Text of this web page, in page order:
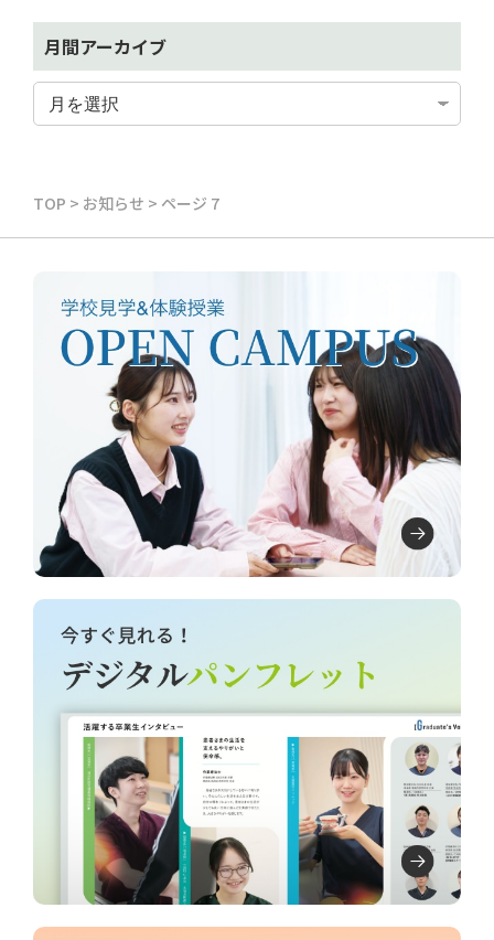
月間アーカイブ
TOP > お知らせ > ページ 7